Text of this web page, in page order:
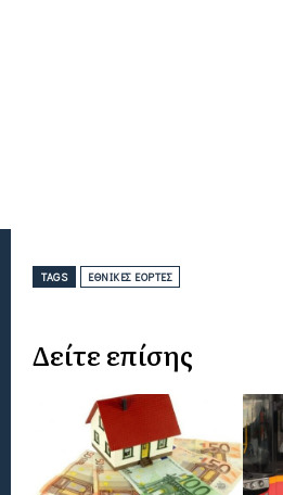
TAGS ΕΘΝΙΚΈΣ ΕΟΡΤΈΣ
Δείτε επίσης